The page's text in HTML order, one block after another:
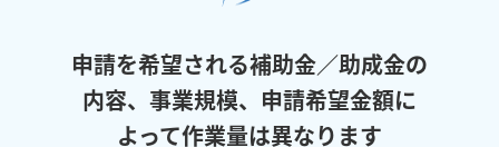
申請を希望される補助金／助成金の
内容、 事業規模、申請希望金額に
よって作業量は異なります